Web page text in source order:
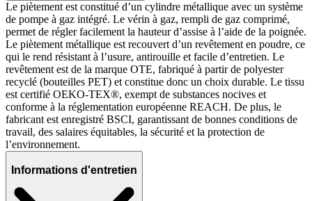
Le piètement est constitué d’un cylindre métallique avec un système
de pompe à gaz intégré. Le vérin à gaz, rempli de gaz comprimé,
permet de régler facilement la hauteur d’assise à l’aide de la poignée.
Le piètement métallique est recouvert d’un revêtement en poudre, ce
qui le rend résistant à l’usure, antirouille et facile d’entretien. Le
revêtement est de la marque OTE, fabriqué à partir de polyester
recyclé (bouteilles PET) et constitue donc un choix durable. Le tissu
est certifié OEKO-TEX®, exempt de substances nocives et
conforme à la réglementation européenne REACH. De plus, le
fabricant est enregistré BSCI, garantissant de bonnes conditions de
travail, des salaires équitables, la sécurité et la protection de
l’environnement.
Informations d'entretien